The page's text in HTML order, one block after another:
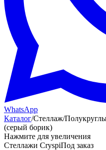
WhatsApp
Каталог/Стеллаж/
(серый борик)
Нажмите для увеличения
Стеллажи CryspiПод заказ